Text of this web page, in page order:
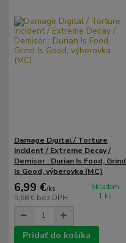
Damage Digital / Torture
Incident / Extreme Decay /
Demisor ‎: Durian Is Food, Grind
Is Good, výberovka (MC)
6,99 €/ks
5,68 € bez DPH
Skladom
1 ks
Pridať do košíka